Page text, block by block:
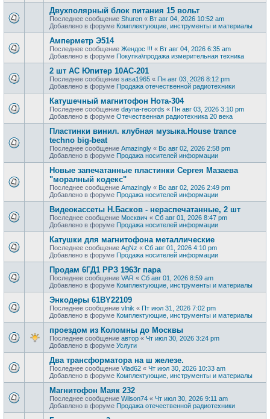
Двухполярный блок питания 15 вольт
Последнее сообщение Shuren « Вт авг 04, 2026 10:52 am
Добавлено в форуме Комплектующие, инструменты и материалы
Амперметр Э514
Последнее сообщение Жендос !!! « Вт авг 04, 2026 6:35 am
Добавлено в форуме Покупка\продажа измерительная техника
2 шт АС Юпитер 10АС-201
Последнее сообщение sasa1965 « Пн авг 03, 2026 8:12 pm
Добавлено в форуме Продажа отечественной радиотехники
Катушечный магнитофон Нота-304
Последнее сообщение dayna-records « Пн авг 03, 2026 3:10 pm
Добавлено в форуме Отечественная радиотехника 20 века
Пластинки винил. клубная музыка.House trance
techno big-beat
Последнее сообщение Amazingly « Вс авг 02, 2026 2:58 pm
Добавлено в форуме Продажa носителей информации
Новые запечатанные пластинки Сергея Мазаева
"моралный кодекс"
Последнее сообщение Amazingly « Вс авг 02, 2026 2:49 pm
Добавлено в форуме Продажa носителей информации
Видеокассеты Н.Басков - нераспечатанные, 2 шт
Последнее сообщение Москвич « Сб авг 01, 2026 8:47 pm
Добавлено в форуме Продажa носителей информации
Катушки для магнитофона металлические
Последнее сообщение AgNz « Сб авг 01, 2026 4:10 pm
Добавлено в форуме Продажa носителей информации
Продам 6ГД1 РРЗ 1963г пара
Последнее сообщение VAR « Сб авг 01, 2026 8:59 am
Добавлено в форуме Комплектующие, инструменты и материалы
Энкодеры 61BY22109
Последнее сообщение vlnik « Пт июл 31, 2026 7:02 pm
Добавлено в форуме Комплектующие, инструменты и материалы
проездом из Коломны до Москвы
Последнее сообщение автор « Чт июл 30, 2026 3:24 pm
Добавлено в форуме Услуги
Два трансформатора на ш железе.
Последнее сообщение Vlad62 « Чт июл 30, 2026 10:33 am
Добавлено в форуме Комплектующие, инструменты и материалы
Магнитофон Маяк 232
Последнее сообщение Wilson74 « Чт июл 30, 2026 9:11 am
Добавлено в форуме Продажа отечественной радиотехники